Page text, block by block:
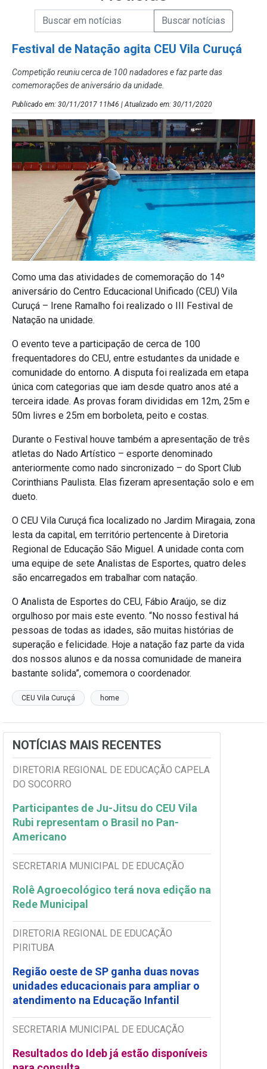
Campo de Busca de Notícias
Campo de Busca de informaçõesEnviar a Busca de Notícias
Festival de Natação agita CEU Vila Curuçá
Competição reuniu cerca de 100 nadadores e faz parte das
comemorações de aniversário da unidade.
Publicado em: 30/11/2017 11h46 | Atualizado em: 30/11/2020
Como uma das atividades de comemoração do 14º
aniversário do Centro Educacional Unificado (CEU) Vila
Curuçá – Irene Ramalho foi realizado o III Festival de
Natação na unidade.
O evento teve a participação de cerca de 100
frequentadores do CEU, entre estudantes da unidade e
comunidade do entorno. A disputa foi realizada em etapa
única com categorias que iam desde quatro anos até a
terceira idade. As provas foram divididas em 12m, 25m e
50m livres e 25m em borboleta, peito e costas.
Durante o Festival houve também a apresentação de três
atletas do Nado Artístico – esporte denominado
anteriormente como nado sincronizado – do Sport Club
Corinthians Paulista. Elas fizeram apresentação solo e em
dueto.
O CEU Vila Curuçá fica localizado no Jardim Miragaia, zona
lesta da capital, em território pertencente à Diretoria
Regional de Educação São Miguel. A unidade conta com
uma equipe de sete Analistas de Esportes, quatro deles
são encarregados em trabalhar com natação.
O Analista de Esportes do CEU, Fábio Araújo, se diz
orgulhoso por mais este evento. “No nosso festival há
pessoas de todas as idades, são muitas histórias de
superação e felicidade. Hoje a natação faz parte da vida
dos nossos alunos e da nossa comunidade de maneira
bastante solida”, comemora o coordenador.
CEU Vila Curuçá home
NOTÍCIAS MAIS RECENTES
DIRETORIA REGIONAL DE EDUCAÇÃO CAPELA
DO SOCORRO
Participantes de Ju-Jitsu do CEU Vila
Rubi representam o Brasil no Pan-
Americano
SECRETARIA MUNICIPAL DE EDUCAÇÃO
Rolê Agroecológico terá nova edição na
Rede Municipal
DIRETORIA REGIONAL DE EDUCAÇÃO
PIRITUBA
Região oeste de SP ganha duas novas
unidades educacionais para ampliar o
atendimento na Educação Infantil
SECRETARIA MUNICIPAL DE EDUCAÇÃO
Resultados do Ideb já estão disponíveis